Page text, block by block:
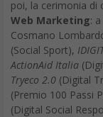
poi, la cerimonia di
Web Marketing:
Cosmano
(Social Sport),
ActionAid Italia
Tryeco 2.0 (Digital
(Premio 100 Passi
(Digital Social